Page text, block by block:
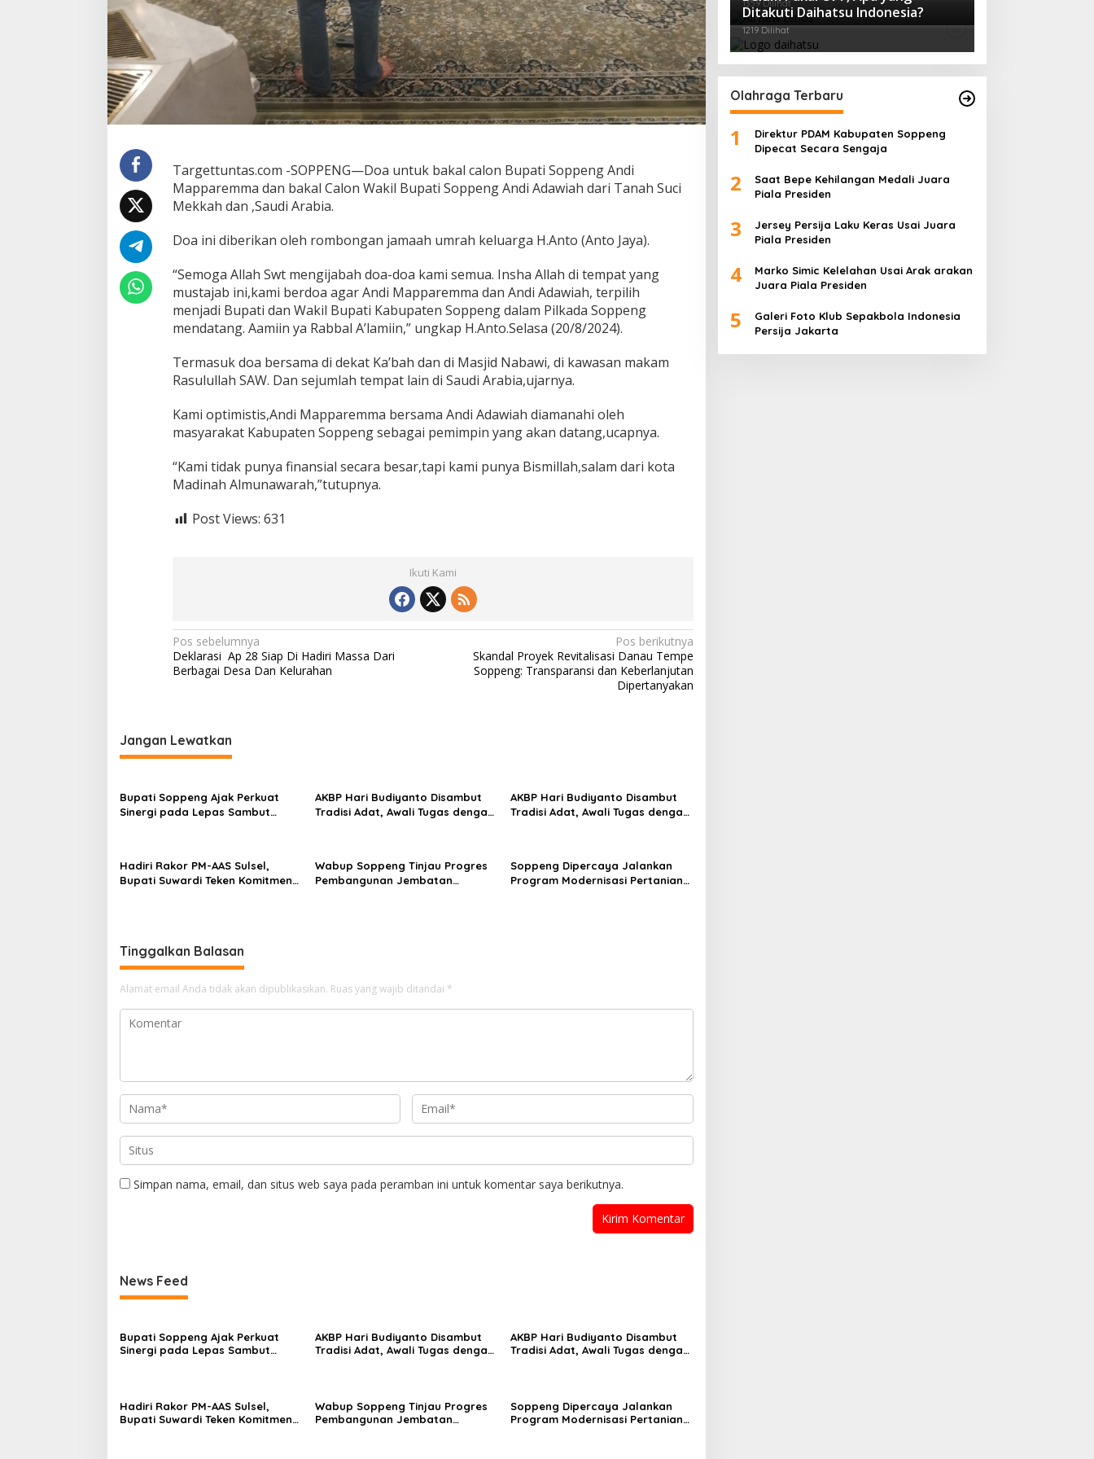
S
I
A
P
-
A
D
A
a
n
a
u
Targettuntas.com -SOPPENG—Doa untuk bakal calon Bupati Soppeng Andi
Mapparemma dan bakal Calon Wakil Bupati Soppeng Andi Adawiah dari Tanah Suci
Mekkah dan ,Saudi Arabia.
Doa ini diberikan oleh rombongan jamaah umrah keluarga H.Anto (Anto Jaya).
“Semoga Allah Swt mengijabah doa-doa kami semua. Insha Allah di tempat yang
mustajab ini,kami berdoa agar Andi Mapparemma dan Andi Adawiah, terpilih
menjadi Bupati dan Wakil Bupati Kabupaten Soppeng dalam Pilkada Soppeng
mendatang. Aamiin ya Rabbal A’lamiin,” ungkap H.Anto.Selasa (20/8/2024).
Termasuk doa bersama di dekat Ka’bah dan di Masjid Nabawi, di kawasan makam
Rasulullah SAW. Dan sejumlah tempat lain di Saudi Arabia,ujarnya.
Kami optimistis,Andi Mapparemma bersama Andi Adawiah diamanahi oleh
masyarakat Kabupaten Soppeng sebagai pemimpin yang akan datang,ucapnya.
“Kami tidak punya finansial secara besar,tapi kami punya Bismillah,salam dari kota
Madinah Almunawarah,”tutupnya.
Post Views: 631
Ikuti Kami
N
a
g
a
i
s
Pos sebelumnya
Deklarasi Ap 28 Siap Di Hadiri Massa Dari
Berbagai Desa Dan Kelurahan
Pos berikutnya
Skandal Proyek Revitalisasi Danau Tempe
Soppeng: Transparansi dan Keberlanjutan
Dipertanyakan
Jangan Lewatkan
Bupati Soppeng Ajak Perkuat
Sinergi pada Lepas Sambut
AKBP Hari Budiyanto Disambut
Tradisi Adat, Awali Tugas dengan
AKBP Hari Budiyanto Disambut
Tradisi Adat, Awali Tugas dengan
Hadiri Rakor PM-AAS Sulsel,
Bupati Suwardi Teken Komitmen
Wabup Soppeng Tinjau Progres
Pembangunan Jembatan
Soppeng Dipercaya Jalankan
Program Modernisasi Pertanian
Tinggalkan Balasan
Alamat email Anda tidak akan dipublikasikan. Ruas yang wajib ditandai *
Simpan nama, email, dan situs web saya pada peramban ini untuk komentar saya berikutnya.
News Feed
Bupati Soppeng Ajak Perkuat
Sinergi pada Lepas Sambut
AKBP Hari Budiyanto Disambut
Tradisi Adat, Awali Tugas dengan
AKBP Hari Budiyanto Disambut
Tradisi Adat, Awali Tugas dengan
Hadiri Rakor PM-AAS Sulsel,
Bupati Suwardi Teken Komitmen
Wabup Soppeng Tinjau Progres
Pembangunan Jembatan
Soppeng Dipercaya Jalankan
Program Modernisasi Pertanian
1359 Dilihat
Ditakuti Daihatsu Indonesia?
1219 Dilihat
Olahraga Terbaru
1
Direktur PDAM Kabupaten Soppeng
Dipecat Secara Sengaja
2
Saat Bepe Kehilangan Medali Juara
Piala Presiden
3
Jersey Persija Laku Keras Usai Juara
Piala Presiden
4
Marko Simic Kelelahan Usai Arak arakan
Juara Piala Presiden
5
Galeri Foto Klub Sepakbola Indonesia
Persija Jakarta